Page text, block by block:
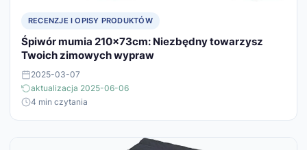
RECENZJE I OPISY PRODUKTÓW
Śpiwór mumia 210x73cm: Niezbędny towarzysz
Twoich zimowych wypraw
2025-03-07
aktualizacja 2025-06-06
4 min czytania